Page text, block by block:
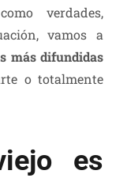
verdades,
vamos a
más difundidas
o totalmente
es